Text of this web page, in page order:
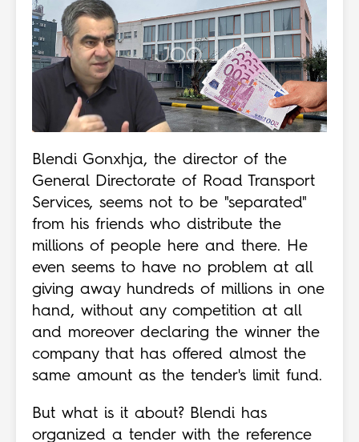
Blendi Gonxhja, the director of the
General Directorate of Road Transport
Services, seems not to be "separated"
from his friends who distribute the
millions of people here and there. He
even seems to have no problem at all
giving away hundreds of millions in one
hand, without any competition at all
and moreover declaring the winner the
company that has offered almost the
same amount as the tender's limit fund.
But what is it about? Blendi has
organized a tender with the reference